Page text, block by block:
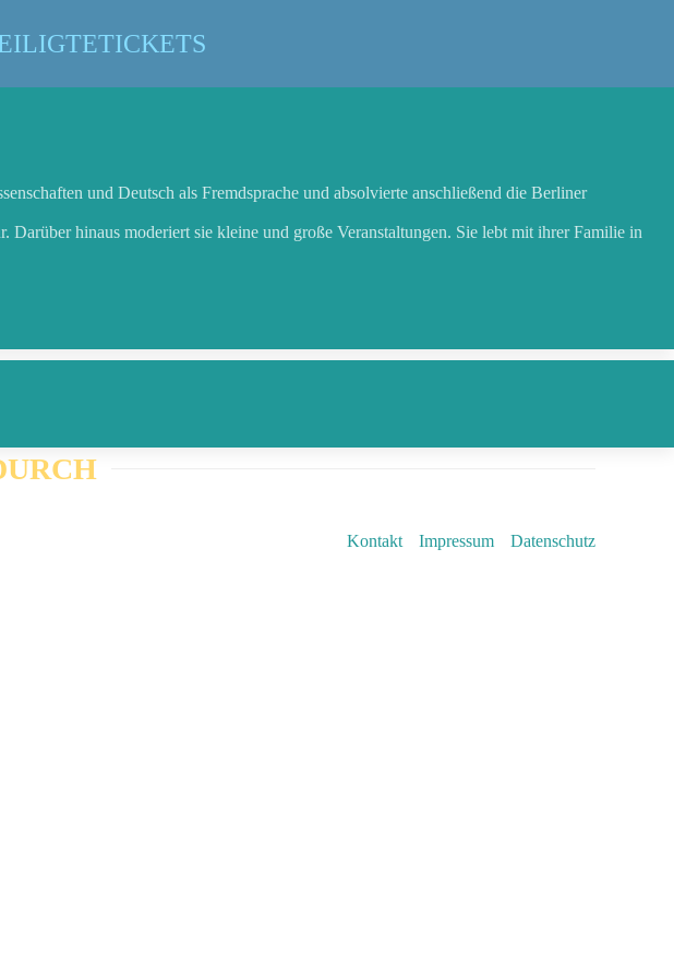
TICKETS
und Deutsch als Fremdsprache und absolvierte anschließend die Berliner
hinaus moderiert sie kleine und große Veranstaltungen. Sie lebt mit ihrer Familie in
Kontakt Impressum Datenschutz